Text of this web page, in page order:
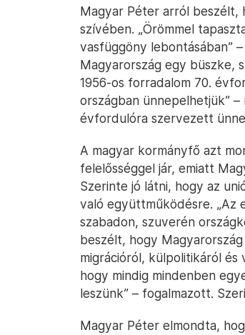
Magyar Péter arról beszélt,
szívében. „Örömmel
vasfüggöny lebontásában”
Magyarország egy büszke,
1956-os forradalom 70.
országban ünnepelhetjük”
évfordulóra szervezett
A magyar kormányfő azt
felelősséggel jár, emiatt
Szerinte jó látni, hogy az
való együttműködésre. „Az
szabadon, szuverén
beszélt, hogy
migrációról, külpolitikáról és
hogy mindig mindenben
leszünk” – fogalmazott.
Magyar Péter elmondta,